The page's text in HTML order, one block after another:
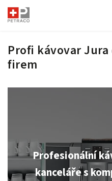
Profi kávovar
firem
Profesionální
kanceláře s